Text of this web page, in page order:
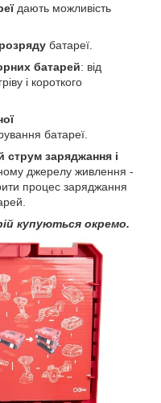
дають можливість
батареї.
батарей: від
і короткого
батареї.
струм заряджання і
джерелу живлення -
процес заряджання
купуються окремо.